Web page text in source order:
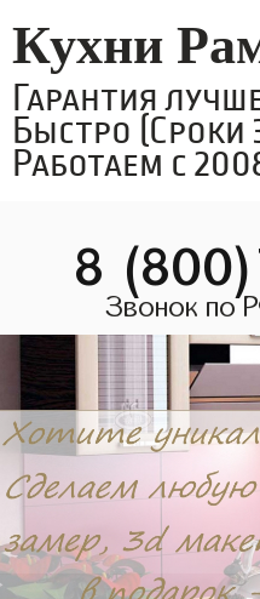
Кухни
Гарантия
Быстро (Сроки
Работаем с
8
Звонок по